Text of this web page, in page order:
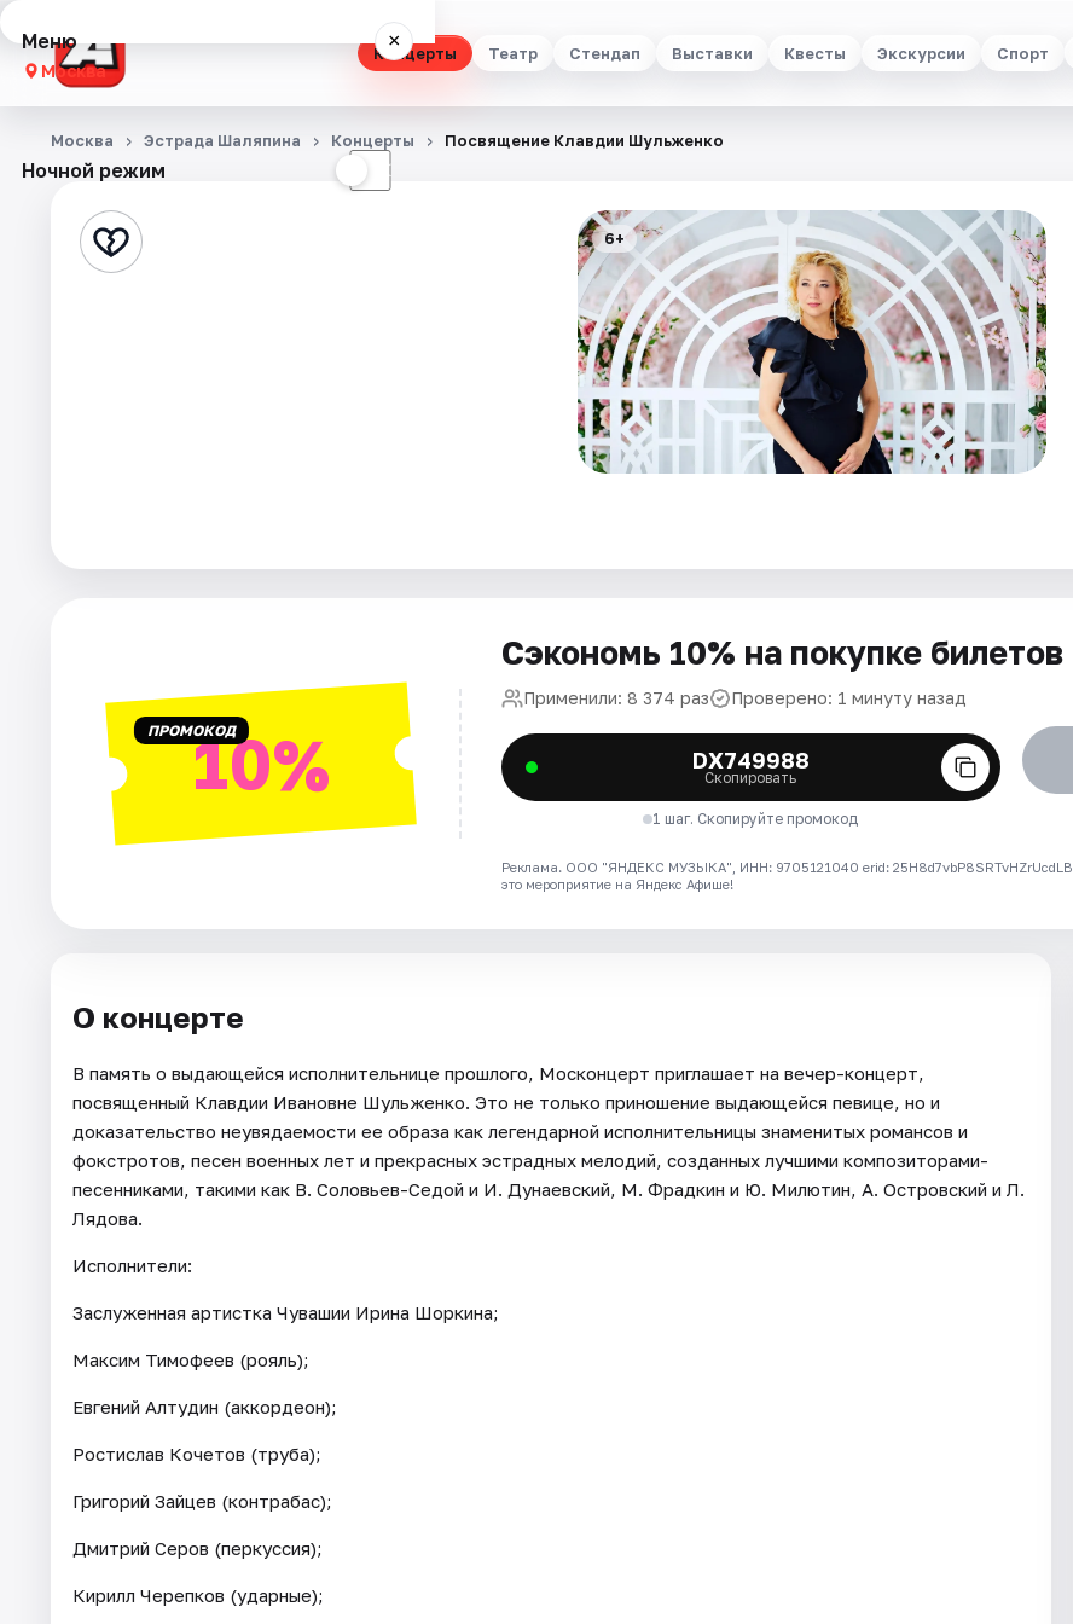
Концерты Театр Стендап Выставки Квесты Экскурсии Спорт
Меню ×
Москва
Концерты
Стендап
Артисты
Ночной режим ☾
Москва Эстрада Шаляпина Концерты Посвящение Клавдии Шульженко
6+
ПРОМОКОД10%
Сэкономь 10% на покупке билетов
Применили: 8 374 раз Проверено: 1 минуту назад
DX749988
Скопировать
1 шаг. Скопируйте промокод
Реклама. ООО "ЯНДЕКС МУЗЫКА", ИНН: 9705121040 erid: 25H8d7vbP8SRTvHZrUcdLB
это мероприятие на Яндекс Афише!
О концерте
В память о выдающейся исполнительнице прошлого, Москонцерт приглашает на вечер-концерт,
посвященный Клавдии Ивановне Шульженко. Это не только приношение выдающейся певице, но и
доказательство неувядаемости ее образа как легендарной исполнительницы знаменитых романсов и
фокстротов, песен военных лет и прекрасных эстрадных мелодий, созданных лучшими композиторами-
песенниками, такими как В. Соловьев-Седой и И. Дунаевский, М. Фрадкин и Ю. Милютин, А. Островский и Л.
Лядова.
Исполнители:
Заслуженная артистка Чувашии Ирина Шоркина;
Максим Тимофеев (рояль);
Евгений Алтудин (аккордеон);
Ростислав Кочетов (труба);
Григорий Зайцев (контрабас);
Дмитрий Серов (перкуссия);
Кирилл Черепков (ударные);